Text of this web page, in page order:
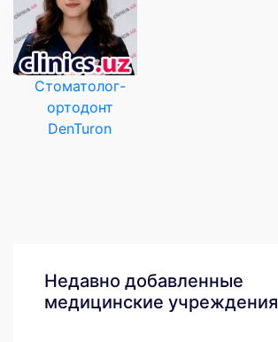
Стоматолог-
ортодонт
DenTuron
Недавно добавленные
медицинские учреждения